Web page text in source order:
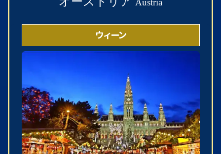
Austria
ウィーン